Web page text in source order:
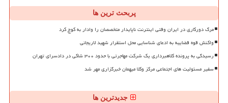
پربحث ترین ها
مرگ دورکاری در ایران وقتی اینترنت ناپایدار متخصصان را وادار به کوچ کرد
واکنش قوه قضاییه به ادعای شناسایی محل استقرار شهید لاریجانی
رسیدگی به پرونده کلاهبرداری یک شرکت مهاجرتی با حدود ۳۰۰ شاکی در دادسرای تهران
سفیر مسئولیت های اجتماعی مرکز وکلا میهمان خبرگزاری مهر شد
جدیدترین ها